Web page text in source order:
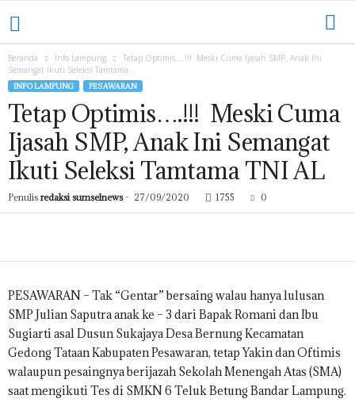
M
Beranda Info Lampung
Tetap Optimis….!!! Meski Cuma Ijasah SMP, Anak Ini
Semangat Ikuti Seleksi Tamtama...
INFO LAMPUNG PESAWARAN
Tetap Optimis….!!! Meski Cuma
Ijasah SMP, Anak Ini Semangat
Ikuti Seleksi Tamtama TNI AL
Penulis redaksi sumselnews- 27/09/2020 1755 0
PESAWARAN – Tak “Gentar” bersaing walau hanya lulusan
SMP Julian Saputra anak ke – 3 dari Bapak Romani dan Ibu
Sugiarti asal Dusun Sukajaya Desa Bernung Kecamatan
Gedong Tataan Kabupaten Pesawaran, tetap Yakin dan Oftimis
walaupun pesaingnya berijazah Sekolah Menengah Atas (SMA)
saat mengikuti Tes di SMKN 6 Teluk Betung Bandar Lampung.